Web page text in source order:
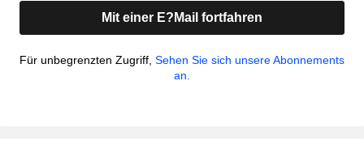
Mit einer E?Mail fortfahren
Für unbegrenzten Zugriff, Sehen Sie sich unsere Abonnements
an.